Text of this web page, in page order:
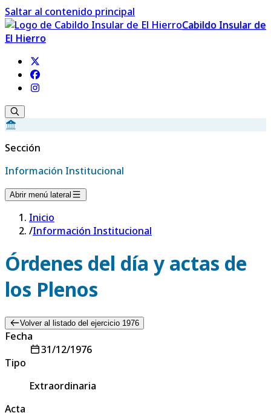
Saltar al contenido principal
Cabildo Insular de
El Hierro
Sección
Información Institucional
Abrir menú lateral
Inicio
/Información Institucional
Órdenes del día y actas de
los Plenos
Volver al listado del ejercicio 1976
Fecha
31/12/1976
Tipo
Extraordinaria
Acta